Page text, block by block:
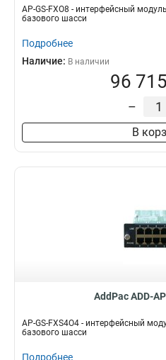
AP-GS-FXO8 - интерфейсный
базового шасси
Подробнее
Наличие: В наличии
96
–
В
AddPac ADD-
AP-GS-FXS4O4 - интерфейсный
базового шасси
Подробнее